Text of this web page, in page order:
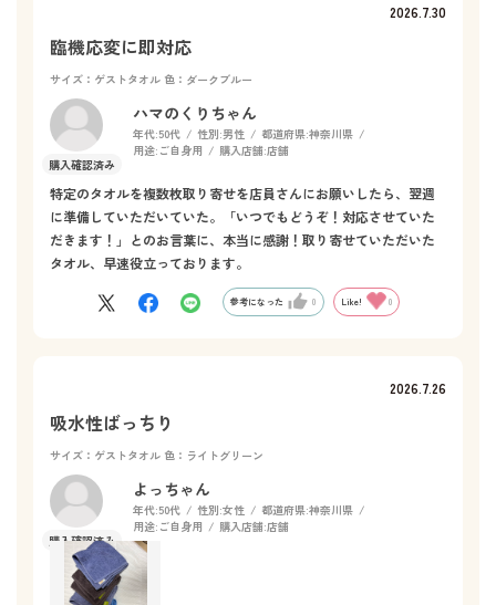
2026.7.30
臨機応変に即対応
サイズ：ゲストタオル 色：ダークブルー
ハマのくりちゃん
年代:50代 性別:男性 都道府県:神奈川県
用途: ご自身用 購入店舗:店舗
特定のタオルを複数枚取り寄せを店員さんにお願いしたら、翌週
に準備していただいていた。「いつでもどうぞ！対応させていた
だきます！」とのお言葉に、本当に感謝！取り寄せていただいた
タオル、早速役立っております。
参考になった 0 Like! 0
2026.7.26
吸水性ばっちり
サイズ：ゲストタオル 色：ライトグリーン
よっちゃん
年代:50代 性別:女性 都道府県:神奈川県
用途: ご自身用 購入店舗:店舗